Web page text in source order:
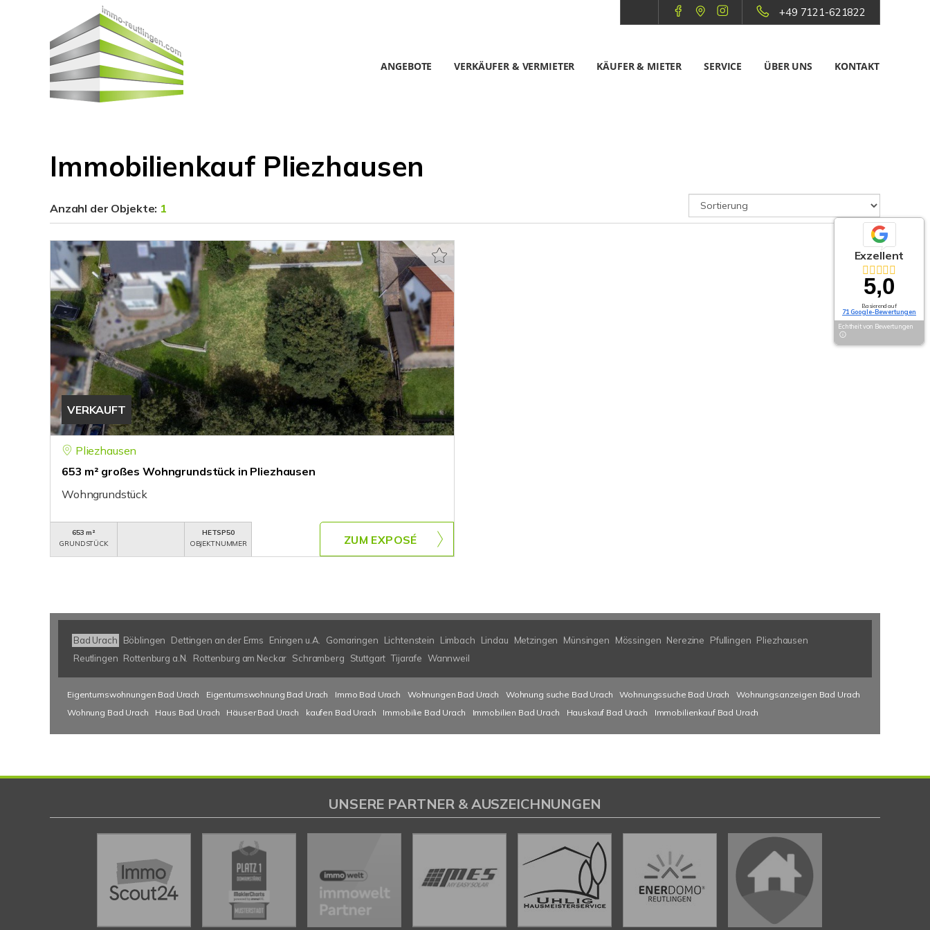
+49 7121-621822
ANGEBOTE VERKÄUFER & VERMIETER KÄUFER & MIETER SERVICE ÜBER UNS KONTAKT
Immobilienkauf Pliezhausen
Anzahl der Objekte: 1
VERKAUFT
Pliezhausen
653 m² großes Wohngrundstück in Pliezhausen
Wohngrundstück
653 m²
GRUNDSTÜCK
HETSP50
OBJEKTNUMMER
ZUM EXPOSÉ
Bad Urach Böblingen Dettingen an der Erms Eningen u.A. Gomaringen Lichtenstein Limbach Lindau Metzingen Münsingen Mössingen Nerezine Pfullingen Pliezhausen
Reutlingen Rottenburg a.N. Rottenburg am Neckar Schramberg Stuttgart Tijarafe Wannweil
Eigentumswohnungen Bad Urach Eigentumswohnung Bad Urach Immo Bad Urach Wohnungen Bad Urach Wohnung suche Bad Urach Wohnungssuche Bad Urach
Wohnungsanzeigen Bad Urach
Wohnung Bad Urach
Haus Bad Urach Häuser Bad Urach kaufen Bad Urach Immobilie Bad Urach Immobilien Bad Urach Hauskauf Bad Urach Immobilienkauf Bad Urach
Exzellent
5,0
Basierend auf
71 Google-Bewertungen
Echtheit von Bewertungen
UNSERE PARTNER & AUSZEICHNUNGEN